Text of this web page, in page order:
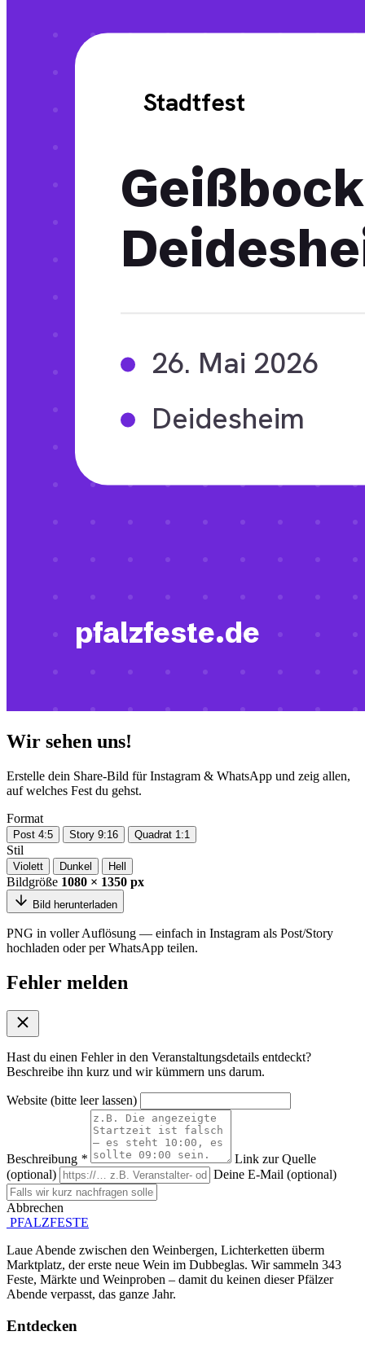
Wir sehen uns!
Erstelle dein Share-Bild für Instagram & WhatsApp und zeig allen,
auf welches Fest du gehst.
Format
Post 4:5 Story 9:16 Quadrat 1:1
Stil
Violett Dunkel Hell
Bildgröße 1080 × 1350 px
Bild herunterladen
PNG in voller Auflösung — einfach in Instagram als Post/Story
hochladen oder per WhatsApp teilen.
Fehler melden
Hast du einen Fehler in den Veranstaltungsdetails entdeckt?
Beschreibe ihn kurz und wir kümmern uns darum.
Website (bitte leer lassen)
Beschreibung *
Link zur Quelle
(optional)
Deine E-Mail (optional)
Abbrechen
PFALZFESTE
Laue Abende zwischen den Weinbergen, Lichterketten überm
Marktplatz, der erste neue Wein im Dubbeglas. Wir sammeln 343
Feste, Märkte und Weinproben – damit du keinen dieser Pfälzer
Abende verpasst, das ganze Jahr.
Entdecken